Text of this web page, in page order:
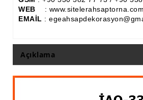
Diğer Ahşap Ürünler
İthal Ahşap Oyma İmalatı
WEB : www.sitelerahsaptorna.com
EMAİL :
Açıklama